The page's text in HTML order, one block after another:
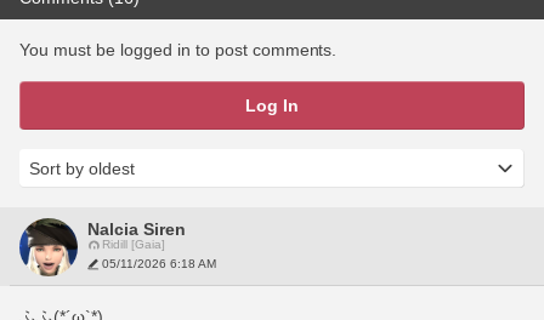
You must be logged in to post comments.
Log In
Nalcia Siren
Ridill [Gaia]
05/11/2026 6:18 AM